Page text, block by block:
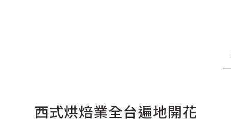
西式烘焙業全台遍地開花